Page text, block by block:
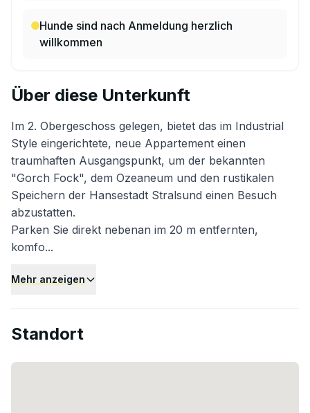
Hunde sind nach Anmeldung herzlich
willkommen
Über diese Unterkunft
Im 2. Obergeschoss gelegen, bietet das im Industrial
Style eingerichtete, neue Appartement einen
traumhaften Ausgangspunkt, um der bekannten
"Gorch Fock", dem Ozeaneum und den rustikalen
Speichern der Hansestadt Stralsund einen Besuch
abzustatten.
Parken Sie direkt nebenan im 20 m entfernten,
komfo...
Mehr anzeigen
Standort